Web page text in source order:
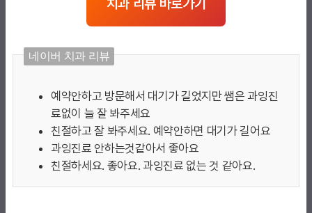
치과 리뷰 바로가기
네이버 치과 리뷰
예약안하고 방문해서 대기가 길었지만 쌤은 과잉진
료없이 늘 잘 봐주세요
친절하고 잘 봐주세요. 예약안하면 대기가 길어요
과잉진료 안하는것같아서 좋아요
친절하세요. 좋아요. 과잉진료 없는 것 같아요.